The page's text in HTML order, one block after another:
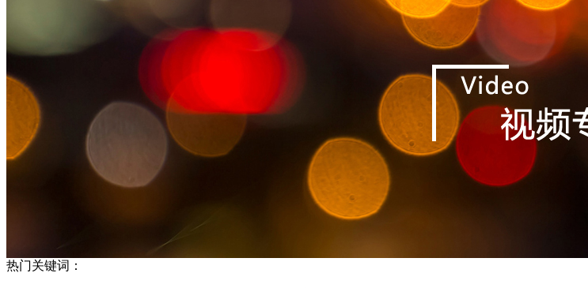
热门关键词：